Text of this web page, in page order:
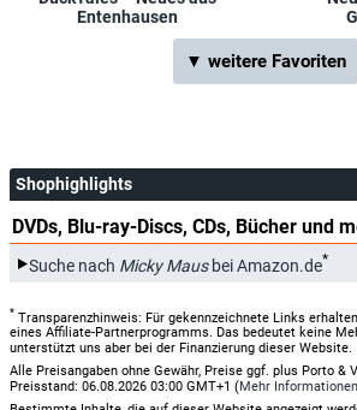
Entenhausen
▼ weitere Favoriten
Shophighlights
DVDs, Blu-ray-Discs, CDs, Bücher und
Suche nach Micky Mausbei Amazon.de*
* Transparenzhinweis: Für gekennzeichnete Links
eines Affiliate-Partnerprogramms. Das bedeutet keine
unterstützt uns aber bei der Finanzierung dieser Website.
Alle Preisangaben ohne Gewähr, Preise ggf. plus Porto &
Preisstand: 06.08.2026 03:00 GMT+1 (Mehr Informationen